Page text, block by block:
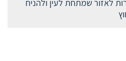
לאזור שמתחת לעין ולהניח